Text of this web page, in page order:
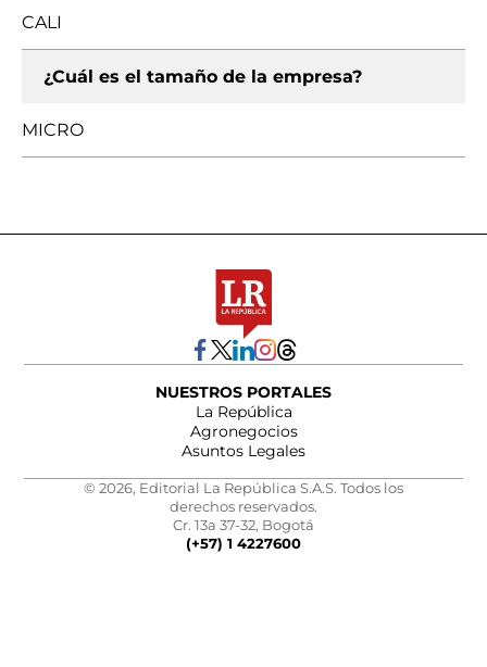
CALI
¿Cuál es el tamaño de la empresa?
MICRO
NUESTROS PORTALES
La República
Agronegocios
Asuntos Legales
© 2026, Editorial La República S.A.S. Todos los
derechos reservados.
Cr. 13a 37-32, Bogotá
(+57) 1 4227600